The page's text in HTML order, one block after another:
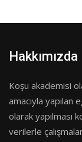
Hakkımızda
Koşu akademisi
amacıyla yapılan
olarak yapılması
verilerle